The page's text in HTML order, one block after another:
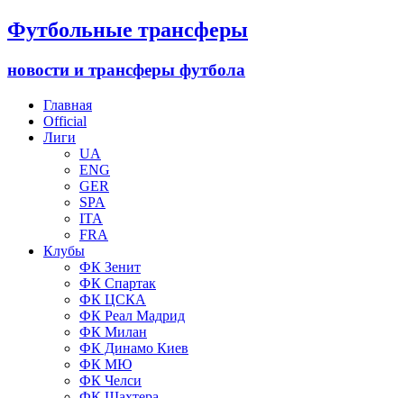
Футбольные трансферы
новости и трансферы футбола
Главная
Official
Лиги
UA
ENG
GER
SPA
ITA
FRA
Клубы
ФК Зенит
ФК Спартак
ФК ЦСКА
ФК Реал Мадрид
ФК Милан
ФК Динамо Киев
ФК МЮ
ФК Челси